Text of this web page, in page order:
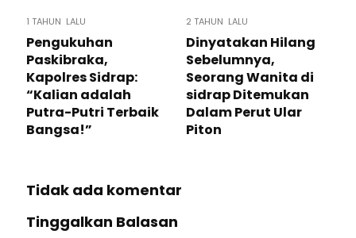
1 TAHUN LALU
Pengukuhan
Paskibraka,
Kapolres Sidrap:
“Kalian adalah
Putra-Putri Terbaik
Bangsa!”
2 TAHUN LALU
Dinyatakan Hilang
Sebelumnya,
Seorang Wanita di
sidrap Ditemukan
Dalam Perut Ular
Piton
Tidak ada komentar
Tinggalkan Balasan